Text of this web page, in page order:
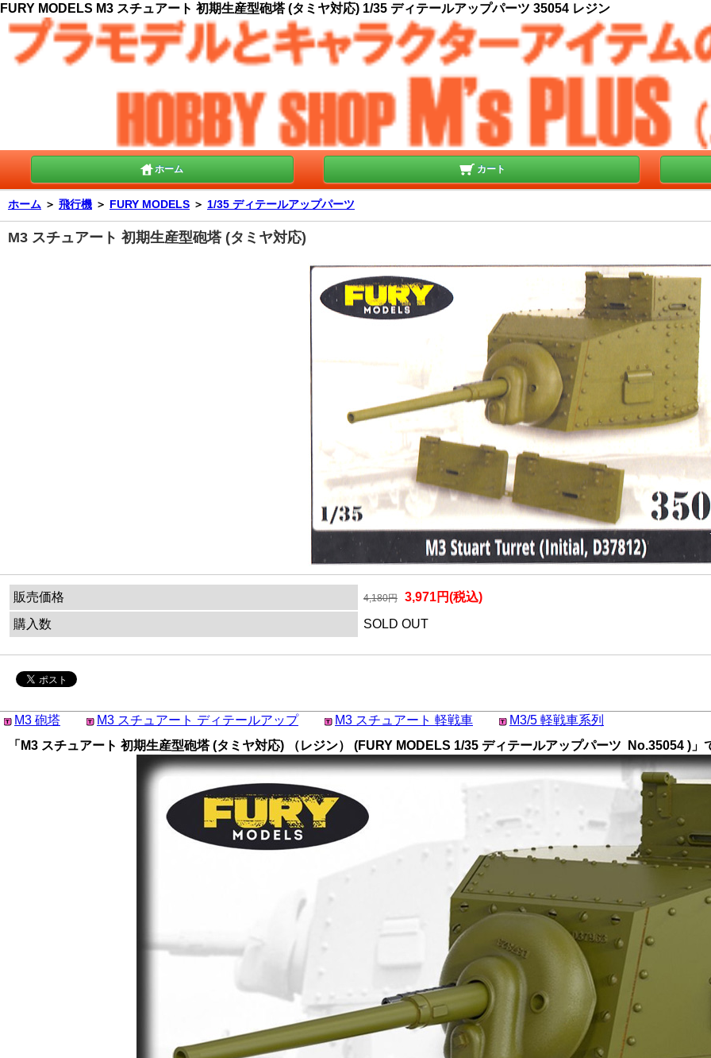
FURY MODELS M3 スチュアート 初期生産型砲塔 (タミヤ対応) 1/35 ディテールアップパーツ 35054 レジン
ホーム カート
ホーム ＞ 飛行機 ＞ FURY MODELS ＞ 1/35 ディテールアップパーツ
M3 スチュアート 初期生産型砲塔 (タミヤ対応)
販売価格 4,180円
3,971円(税込)
購入数
SOLD OUT
M3 砲塔 M3 スチュアート ディテールアップ M3 スチュアート 軽戦車
M3/5 軽戦車系列
「M3 スチュアート 初期生産型砲塔 (タミヤ対応) （レジン） (FURY MODELS 1/35 ディテールアップパーツ No.35054 )」